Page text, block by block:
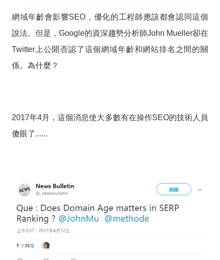
網域年齡會影響SEO，優化的工程師應該都會認同這個
說法。但是，Google的資深趨勢分析師John Mueller卻在
Twitter上公開否認了這個網域年齡和網站排名之間的關
係。為什麼？
2017年4月，這個消息使大多數有在操作SEO的技術人員
傻眼了......